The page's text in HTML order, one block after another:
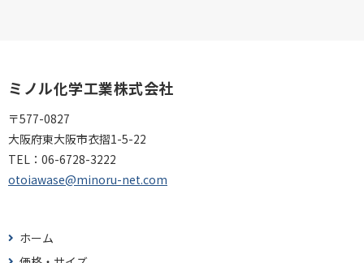
ミノル化学工業株式会社
〒577-0827
大阪府東大阪市衣摺1-5-22
TEL： 06-6728-3222
otoiawase@minoru-net.com
ホーム